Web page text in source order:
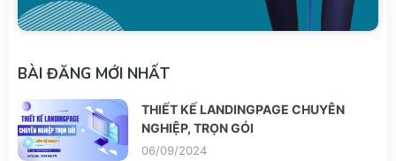
BÀI ĐĂNG MỚI NHẤT
THIẾT KẾ LANDINGPAGE CHUYÊN
NGHIỆP, TRỌN GÓI
06/09/2024